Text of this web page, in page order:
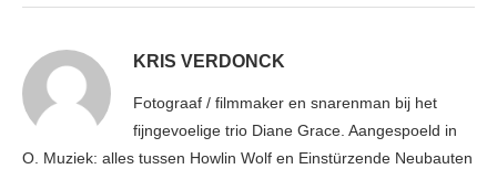
KRIS VERDONCK
Fotograaf / filmmaker en snarenman bij het
fijngevoelige trio Diane Grace. Aangespoeld in
O. Muziek: alles tussen Howlin Wolf en Einstürzende Neubauten